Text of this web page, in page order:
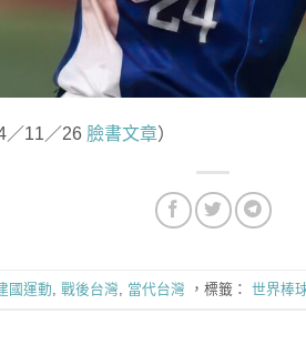
／11／26 臉書文章）
國運動 戰後台灣 當代台灣 ，標籤： 世界棒